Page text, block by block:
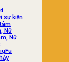
sự kiện
Nữ
Nữ